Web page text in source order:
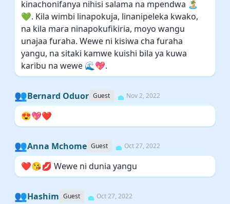
kinachonifanya nihisi salama na mpendwa 🏝️
💚. Kila wimbi linapokuja, linanipeleka kwako,
na kila mara ninapokufikiria, moyo wangu
unajaa furaha. Wewe ni kisiwa cha furaha
yangu, na sitaki kamwe kuishi bila ya kuwa
karibu na wewe 🌊💖.
👥Bernard Oduor Guest Nov 2, 2022
😍💖❤️
👥Anna Mchome Guest Oct 27, 2022
❤️😘💋 Wewe ni dunia yangu
👥Hashim Guest Oct 27, 2022